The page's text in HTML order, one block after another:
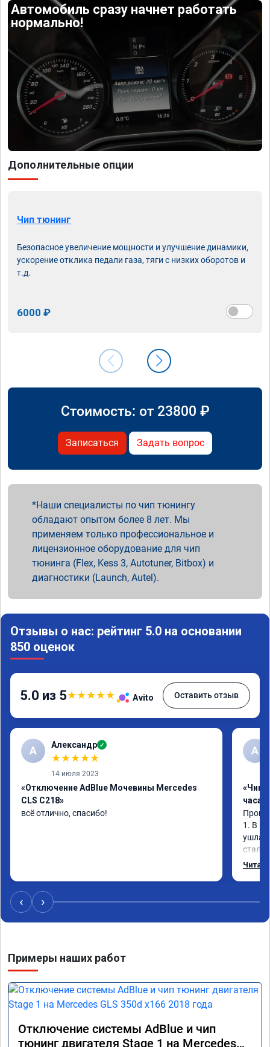
Автомобиль сразу начнет работать
нормально!
Дополнительные опции
Чип тюнинг
Безопасное увеличение мощности и улучшение динамики,
ускорение отклика педали газа, тяги с низких оборотов и
т.д.
6000 ₽
Стоимость: от 23800 ₽
Записаться Задать вопрос
Наши специалисты по чип тюнингу
обладают опытом более 8 лет. Мы
применяем только профессиональное и
лицензионное оборудование для чип
тюнинга (Flex, Kess 3, Autotuner, Bitbox) и
диагностики (Launch, Autel).
Отзывы о нас: рейтинг 5.0 на основании
850 оценок
5.0 из 5★★★★★ Avito Оставить отзыв
А Александр ✓
★★★★★
14 июля 2023
«Отключение AdBlue Мочевины Mercedes
CLS C218»
всё отлично, спасибо!
А
«Чип
часа»
1. В
ушла
стало
Одни
‹ ›
Примеры наших работ
Отключение системы AdBlue и чип
тюнинг двигателя Stage 1 на Mercedes